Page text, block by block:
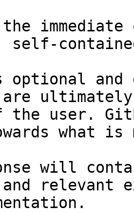
self-
and
are
the user.
what
will
relevant